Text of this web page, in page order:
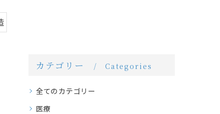
カテゴリー Categories
全てのカテゴリー
医療